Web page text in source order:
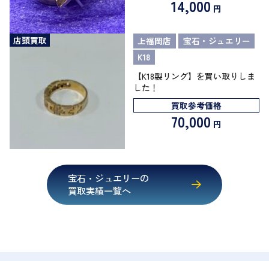
14,000 円
店頭買取 上福岡店
宝石・ジュエリー
K18
【K18製リング】を買い取りしま
した！
買取参考価格
70,000 円
宝石・ジュエリーの
買取実績一覧へ